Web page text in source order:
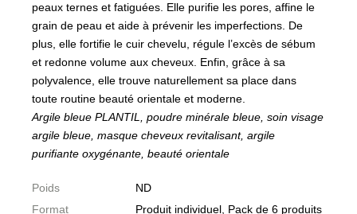
peaux ternes et fatiguées. Elle purifie les pores, affine le
grain de peau et aide à prévenir les imperfections. De
plus, elle fortifie le cuir chevelu, régule l’excès de sébum
et redonne volume aux cheveux. Enfin, grâce à sa
polyvalence, elle trouve naturellement sa place dans
toute routine beauté orientale et moderne.
Argile bleue PLANTIL, poudre minérale bleue, soin visage
argile bleue, masque cheveux revitalisant, argile
purifiante oxygénante, beauté orientale
Poids
ND
Format
Produit individuel, Pack de 6 produits